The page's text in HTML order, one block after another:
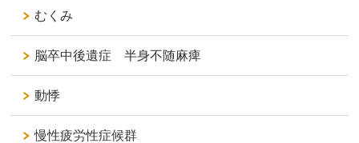
むくみ
脳卒中後遺症 半身不随麻痺
動悸
慢性疲労性症候群